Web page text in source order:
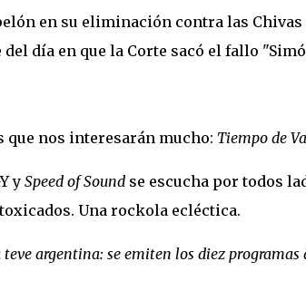
en su eliminación contra las Chivas
día en que la Corte sacó el fallo
que nos interesarán mucho: Tiempo de
y Speed of Sound se escucha por todos
Una rockola ecléctica.
argentina: se emiten los diez programas